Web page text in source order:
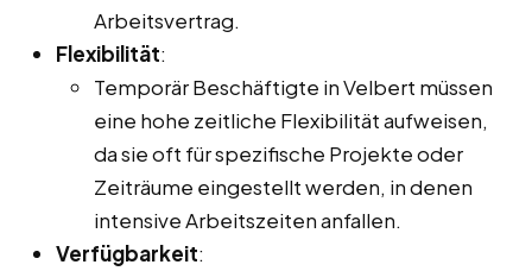
Arbeitsvertrag.
Flexibilität:
Temporär Beschäftigte in Velbert müssen
eine hohe zeitliche Flexibilität aufweisen,
da sie oft für spezifische Projekte oder
Zeiträume eingestellt werden, in denen
intensive Arbeitszeiten anfallen.
Verfügbarkeit: